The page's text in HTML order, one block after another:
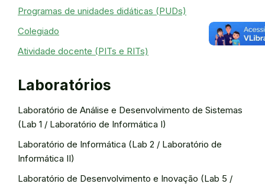
Programas de unidades didáticas (PUDs)
Colegiado
Atividade docente (PITs e RITs)
Laboratórios
Laboratório de Análise e Desenvolvimento de Sistemas
(Lab 1 / Laboratório de Informática I)
Laboratório de Informática (Lab 2 / Laboratório de
Informática II)
Laboratório de Desenvolvimento e Inovação (Lab 5 /